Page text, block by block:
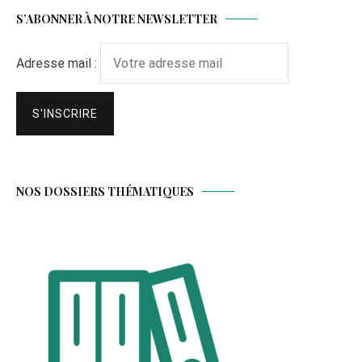
S’ABONNER À NOTRE NEWSLETTER
Adresse mail :
NOS DOSSIERS THÉMATIQUES